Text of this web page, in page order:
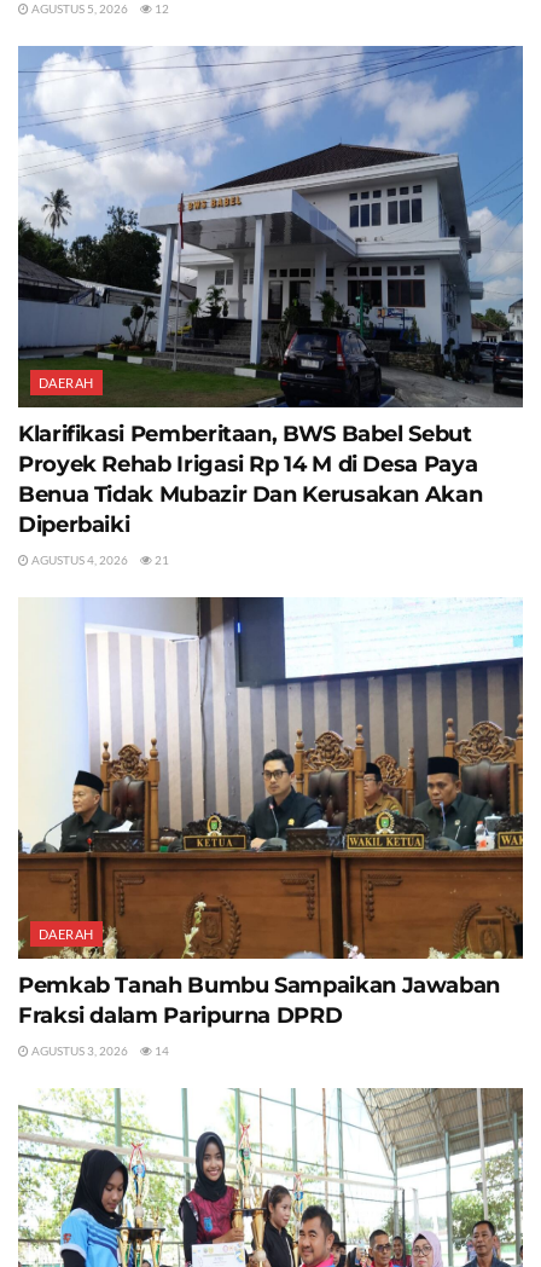
AGUSTUS 5, 2026 12
DAERAH
Klarifikasi Pemberitaan, BWS Babel Sebut
Proyek Rehab Irigasi Rp 14 M di Desa Paya
Benua Tidak Mubazir Dan Kerusakan Akan
Diperbaiki
AGUSTUS 4, 2026 21
DAERAH
Pemkab Tanah Bumbu Sampaikan Jawaban
Fraksi dalam Paripurna DPRD
AGUSTUS 3, 2026 14